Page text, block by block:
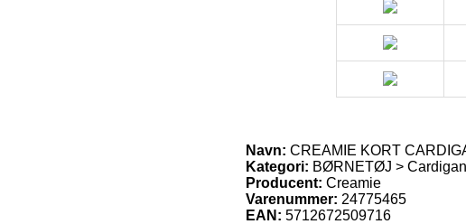
Navn: CREAMIE KORT
Kategori: BØRNETØJ > Cardigan
Producent: Creamie
Varenummer: 24775465
EAN: 5712672509716